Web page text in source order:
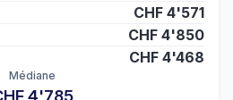
CHF 4'571
CHF 4'850
CHF 4'468
Médiane
4'785